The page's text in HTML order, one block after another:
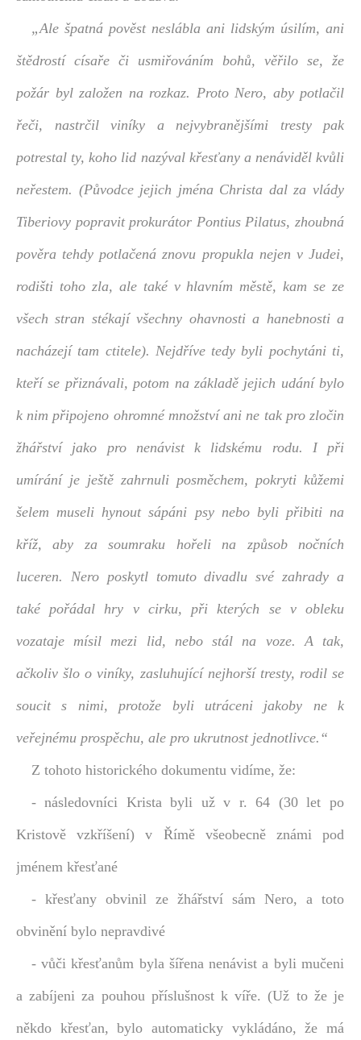
„Ale špatná pověst neslábla ani lidským úsilím, ani
štědrostí císaře či usmiřováním bohů, věřilo se, že
požár byl založen na rozkaz. Proto Nero, aby potlačil
řeči, nastrčil viníky a nejvybranějšími tresty pak
potrestal ty, koho lid nazýval křesťany a nenáviděl kvůli
neřestem. (Původce jejich jména Christa dal za vlády
Tiberiovy popravit prokurátor Pontius Pilatus, zhoubná
pověra tehdy potlačená znovu propukla nejen v Judei,
rodišti toho zla, ale také v hlavním městě, kam se ze
všech stran stékají všechny ohavnosti a hanebnosti a
nacházejí tam ctitele). Nejdříve tedy byli pochytáni ti,
kteří se přiznávali, potom na základě jejich udání bylo
k nim připojeno ohromné množství ani ne tak pro zločin
žhářství jako pro nenávist k lidskému rodu. I při
umírání je ještě zahrnuli posměchem, pokryti kůžemi
šelem museli hynout sápáni psy nebo byli přibiti na
kříž, aby za soumraku hořeli na způsob nočních
luceren. Nero poskytl tomuto divadlu své zahrady a
také pořádal hry v cirku, při kterých se v obleku
vozataje mísil mezi lid, nebo stál na voze. A tak,
ačkoliv šlo o viníky, zasluhující nejhorší tresty, rodil se
soucit s nimi, protože byli utráceni jakoby ne k
veřejnému prospěchu, ale pro ukrutnost jednotlivce.“
Z tohoto historického dokumentu vidíme, že:
- následovníci Krista byli už v r. 64 (30 let po
Kristově vzkříšení) v Římě všeobecně známi pod
jménem křesťané
- křesťany obvinil ze žhářství sám Nero, a toto
obvinění bylo nepravdivé
- vůči křesťanům byla šířena nenávist a byli mučeni
a zabíjeni za pouhou příslušnost k víře. (Už to že je
někdo křesťan, bylo automaticky vykládáno, že má